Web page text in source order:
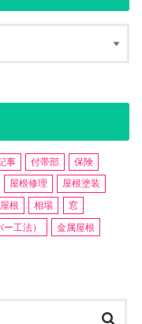
事 付帯部
保険
屋根修理
屋根塗装
根 相場
窓
工法）
金属屋根